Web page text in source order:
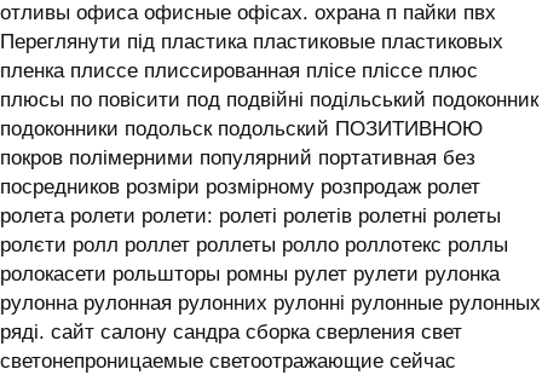
отливы офиса офисные офісах. охрана п пайки пвх
Переглянути під пластика пластиковые пластиковых
пленка плиссе плиссированная плісе пліссе плюс
плюсы по повісити под подвійні подільський подоконник
подоконники подольск подольский ПОЗИТИВНОЮ
покров полімерними популярний портативная без
посредников розміри розмірному розпродаж ролет
ролета ролети ролети: ролеті ролетів ролетні ролеты
ролєти ролл роллет роллеты ролло роллотекс роллы
ролокасети рольшторы ромны рулет рулети рулонка
рулонна рулонная рулонних рулонні рулонные рулонных
ряді. сайт салону сандра сборка сверления свет
светонепроницаемые светоотражающие сейчас